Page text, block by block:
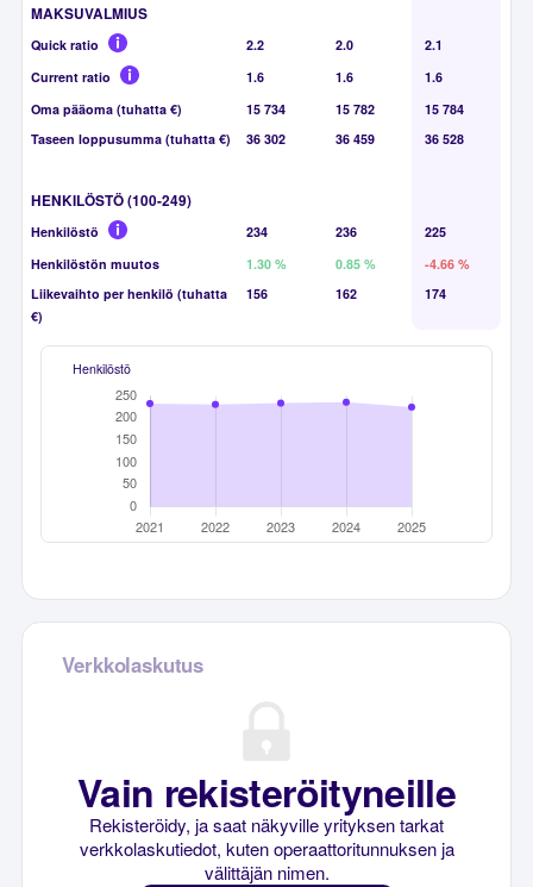
MAKSUVALMIUS
Quick ratio 2.2 2.0
2.1
Current ratio
1.6 1.6
1.6
Oma pääoma (tuhatta €)
15 734 15 782
15 784
Taseen loppusumma (tuhatta €)
36 302 36 459 36 528
HENKILÖSTÖ (100-249)
Henkilöstö 234 236
225
Henkilöstön muutos
1.30 % 0.85 %
-4.66 %
Liikevaihto per henkilö (tuhatta
€)
156 162 174
Henkilöstö
Verkkolaskutus
Vain rekisteröityneille
Rekisteröidy, ja saat näkyville yrityksen tarkat
verkkolaskutiedot, kuten operaattoritunnuksen ja
välittäjän nimen.